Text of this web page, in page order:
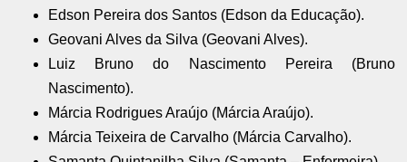
Edson Pereira dos Santos (Edson da Educação).
Geovani Alves da Silva (Geovani Alves).
Luiz Bruno do Nascimento Pereira (Bruno
Nascimento).
Márcia Rodrigues Araújo (Márcia Araújo).
Márcia Teixeira de Carvalho (Márcia Carvalho).